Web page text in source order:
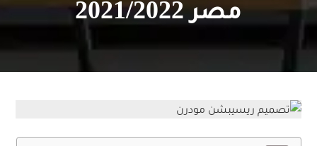
مصر 2021/2022